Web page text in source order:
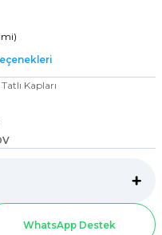
Kapları
WhatsApp Destek